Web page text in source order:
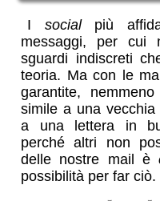
I socialpiù
messaggi, per cui
sguardi indiscreti
teoria. Ma con le
garantite,
simile a una
a una lettera in
perché altri non
delle nostre mail è
possibilità per far ciò.